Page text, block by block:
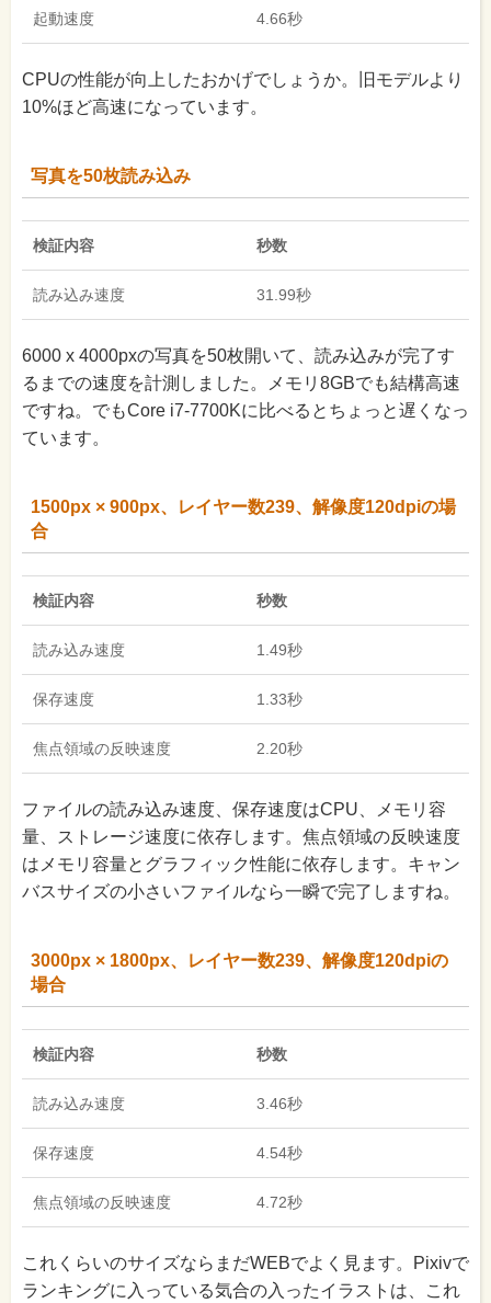
起動速度 4.66秒
CPUの性能が向上したおかげでしょうか。旧モデルより
10%ほど高速になっています。
写真を50枚読み込み
検証内容 秒数
読み込み速度 31.99秒
6000 x 4000pxの写真を50枚開いて、読み込みが完了す
るまでの速度を計測しました。メモリ8GBでも結構高速
ですね。でもCore i7-7700Kに比べるとちょっと遅くなっ
ています。
1500px × 900px、レイヤー数239、解像度120dpiの場
合
検証内容 秒数
読み込み速度 1.49秒
保存速度 1.33秒
焦点領域の反映速度 2.20秒
ファイルの読み込み速度、保存速度はCPU、メモリ容
量、ストレージ速度に依存します。焦点領域の反映速度
はメモリ容量とグラフィック性能に依存します。キャン
バスサイズの小さいファイルなら一瞬で完了しますね。
3000px × 1800px、レイヤー数239、解像度120dpiの
場合
検証内容 秒数
読み込み速度 3.46秒
保存速度 4.54秒
焦点領域の反映速度 4.72秒
これくらいのサイズならまだWEBでよく見ます。Pixivで
ランキングに入っている気合の入ったイラストは、これ